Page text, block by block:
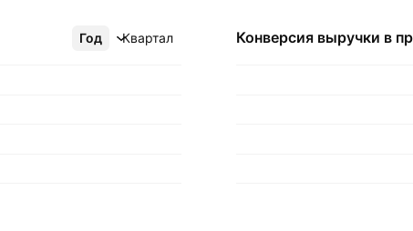
Год Квартал
Ещё Конверсия выручки в